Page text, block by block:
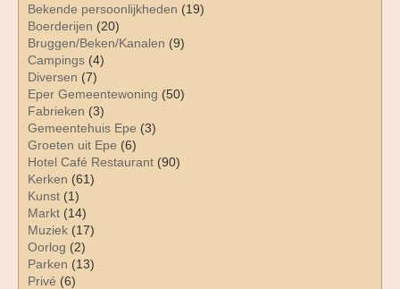
Bekende persoonlijkheden (19)
Boerderijen (20)
Bruggen/Beken/Kanalen (9)
Campings (4)
Diversen (7)
Eper Gemeentewoning (50)
Fabrieken (3)
Gemeentehuis Epe (3)
Groeten uit Epe (6)
Hotel Café Restaurant (90)
Kerken (61)
Kunst (1)
Markt (14)
Muziek (17)
Oorlog (2)
Parken (13)
Privé (6)